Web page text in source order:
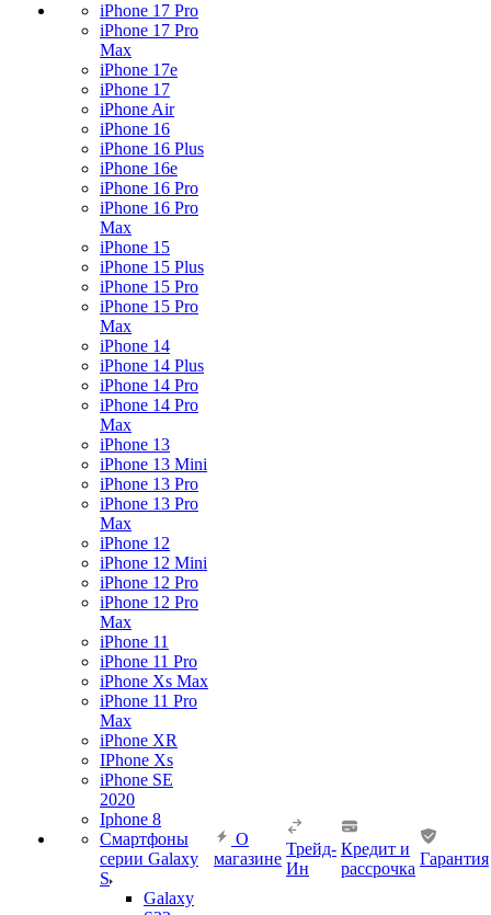
iPhone 17 Pro
iPhone 17 Pro
Max
iPhone 17e
iPhone 17
iPhone Air
iPhone 16
iPhone 16 Plus
iPhone 16e
iPhone 16 Pro
iPhone 16 Pro
Max
iPhone 15
iPhone 15 Plus
iPhone 15 Pro
iPhone 15 Pro
Max
iPhone 14
iPhone 14 Plus
iPhone 14 Pro
iPhone 14 Pro
Max
iPhone 13
iPhone 13 Mini
iPhone 13 Pro
iPhone 13 Pro
Max
iPhone 12
iPhone 12 Mini
iPhone 12 Pro
iPhone 12 Pro
Max
iPhone 11
iPhone 11 Pro
iPhone Xs Max
iPhone 11 Pro
Max
iPhone XR
IPhone Xs
iPhone SE
2020
Iphone 8
Смартфоны
серии Galaxy
S
Galaxy
О
магазине
Трейд-
Ин
Кредит и
рассрочка
Гарантия